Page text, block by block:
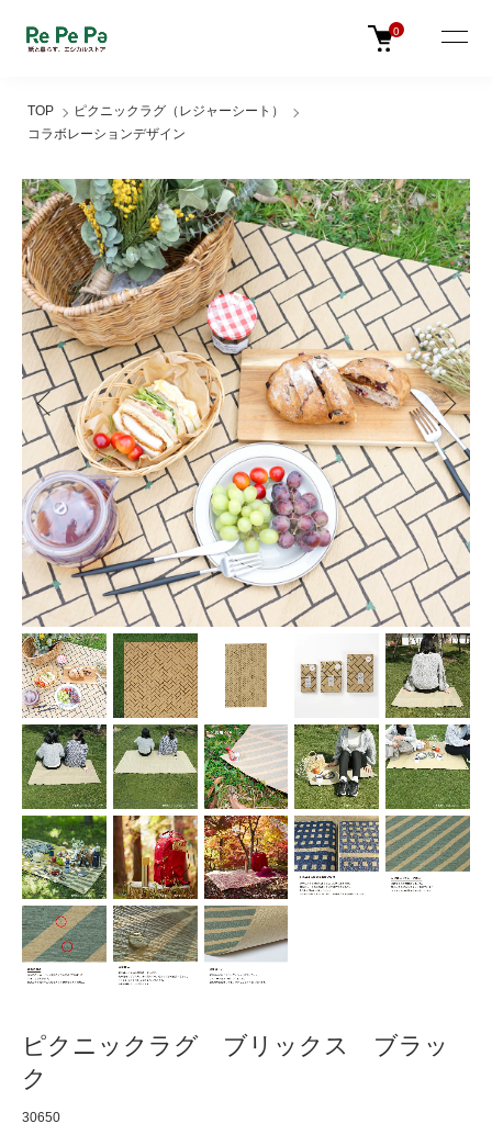
0
TOP
ピクニックラグ（レジャーシート）
コラボレーションデザイン
ピクニックラグ ブリックス ブラッ
ク
30650